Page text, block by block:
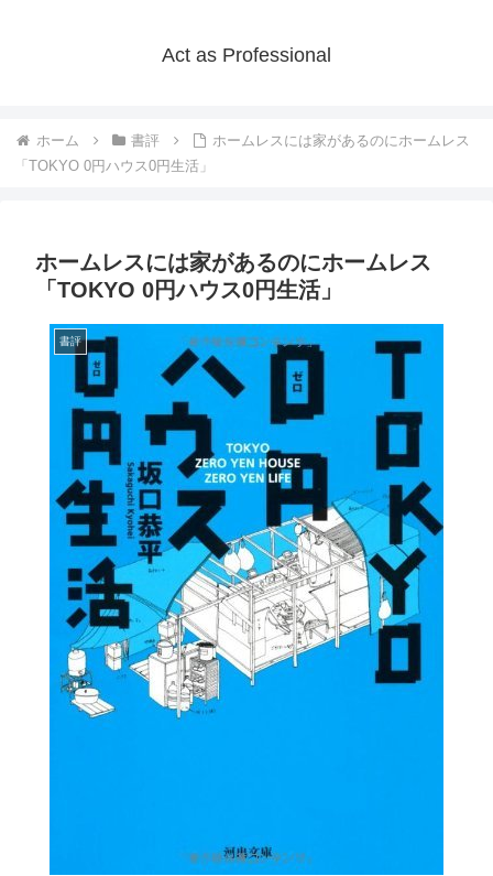
Act as Professional
ホーム 書評
ホームレスには家があるのにホームレス
「TOKYO 0円ハウス0円生活」
ホームレスには家があるのにホームレス
「TOKYO 0円ハウス0円生活」
書評